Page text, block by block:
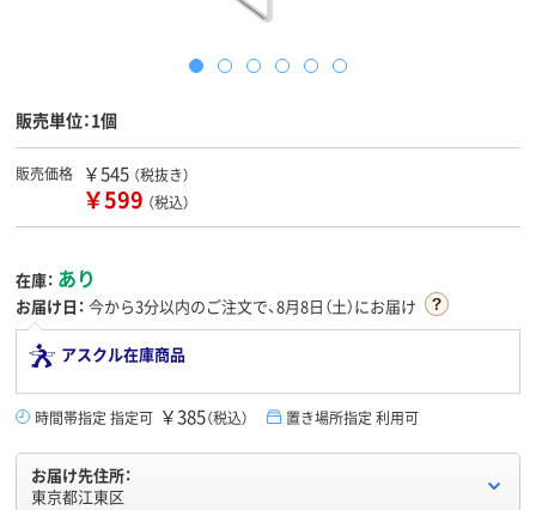
販売単位：1個
販売価格 ￥545 （税抜き）
￥599 （税込）
在庫： あり
お届け日： 今から3分以内のご注文で、8月8日（土）にお届け
アスクル在庫商品
時間帯指定 指定可 ￥385（税込） 置き場所指定 利用可
お届け先住所：
東京都江東区